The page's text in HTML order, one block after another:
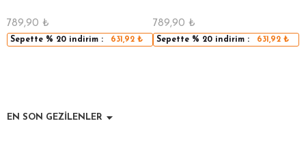
789,90 ₺
Sepette % 20 indirim : 631,92₺
789,90 ₺
Sepette % 20 indirim : 631,92₺
EN SON GEZİLENLER